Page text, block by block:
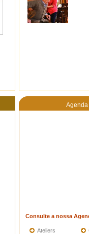
Agenda
Consulte a nossa
Ateliers